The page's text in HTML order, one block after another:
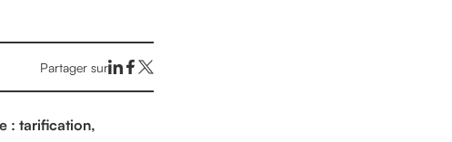
Partager sur
: tarification,